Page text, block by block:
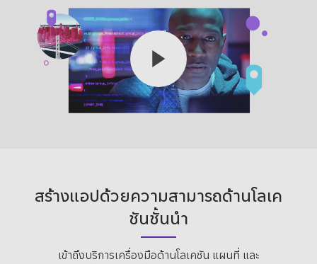
สร้างแอปด้วยความสามารถด้านโลเค
ชันชั้นนำ
เข้าถึงบริการเครื่องมือด้านโลเคชัน แผนที่ และ